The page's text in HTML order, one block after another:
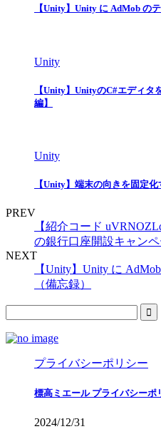
【Unity】Unity に AdMob の
Unity
【Unity】UnityのC#エディタ
編】
Unity
【Unity】端末の向きを固定化
PREV
【紹介コード
の銀行口座開設キャン
NEXT
【Unity】Unity に
（備忘録）
プライバシーポリシー
標高ミエール プライバシーポ
2024/12/31